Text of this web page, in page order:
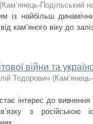
(Кам’янець-Подільський
із найбільш
кам’яного віку до
війни та
Тодорович (
інтерес до вивчення
з російською